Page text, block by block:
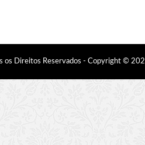
os Direitos Reservados - Copyright ©